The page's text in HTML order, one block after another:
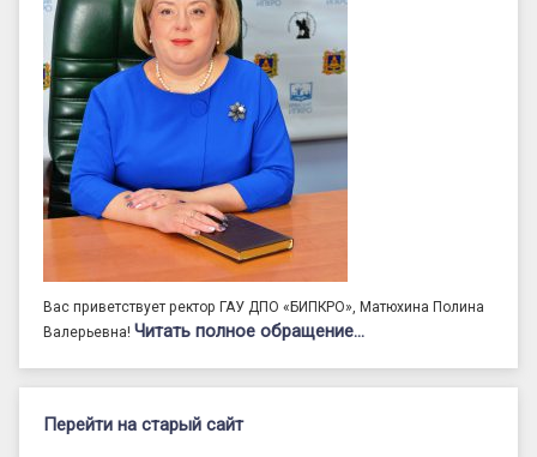
Вас приветствует ректор ГАУ ДПО «БИПКРО», Матюхина Полина
Валерьевна! Читать полное обращение…
Перейти на старый сайт